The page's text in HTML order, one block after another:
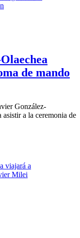
de mando
González-
a la ceremonia de